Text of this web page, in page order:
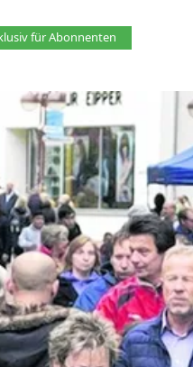
Artikel vorlesen
für Abonnenten